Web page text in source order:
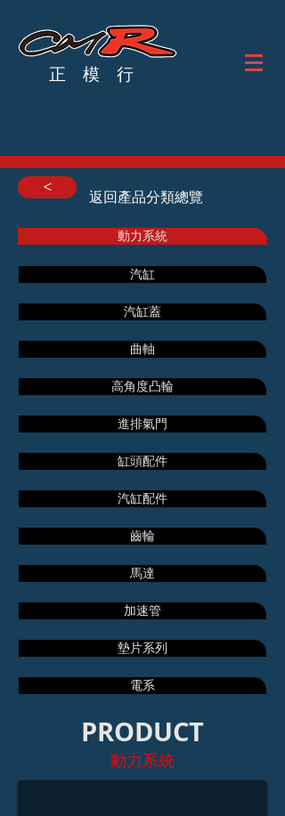
正 模 行
<
返回產品分類總覽
動力系統
汽缸
汽缸蓋
曲軸
高角度凸輪
進排氣門
缸頭配件
汽缸配件
齒輪
馬達
加速管
墊片系列
電系
PRODUCT
動力系統
汽缸蓋螺絲